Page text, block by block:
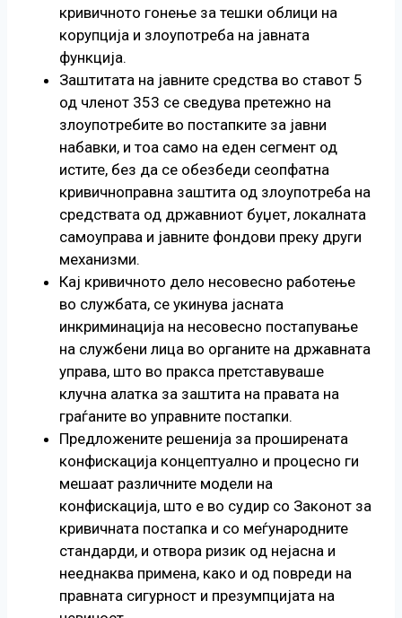
кривичното гонење за тешки облици на
корупција и злоупотреба на јавната
функција.
Заштитата на јавните средства во ставот 5
од членот 353 се сведува претежно на
злоупотребите во постапките за јавни
набавки, и тоа само на еден сегмент од
истите, без да се обезбеди сеопфатна
кривичноправна заштита од злоупотреба на
средствата од државниот буџет, локалната
самоуправа и јавните фондови преку други
механизми.
Кај кривичното дело несовесно работење
во службата, се укинува јасната
инкриминација на несовесно постапување
на службени лица во органите на државната
управа, што во пракса претставуваше
клучна алатка за заштита на правата на
граѓаните во управните постапки.
Предложените решенија за проширената
конфискација концептуално и процесно ги
мешаат различните модели на
конфискација, што е во судир со Законот за
кривичната постапка и со меѓународните
стандарди, и отвора ризик од нејасна и
нееднаква примена, како и од повреди на
правната сигурност и презумпцијата на